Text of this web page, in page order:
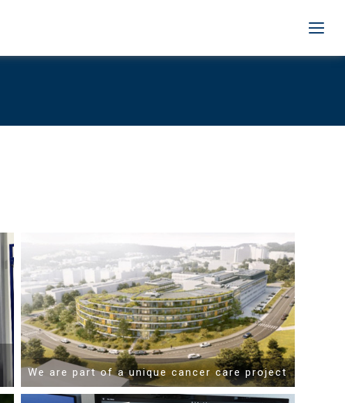
We are part of a unique cancer care project
Mehr Informationen